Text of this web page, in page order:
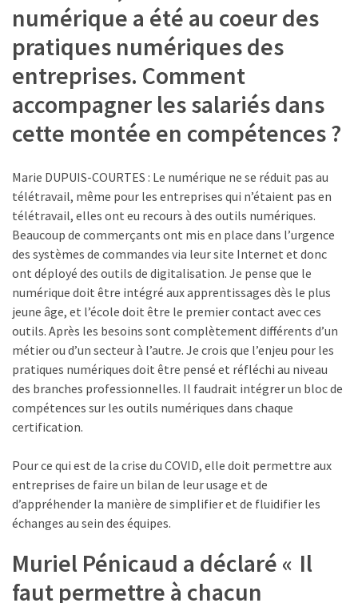
numérique a été au coeur des
pratiques numériques des
entreprises. Comment
accompagner les salariés dans
cette montée en compétences ?
Marie DUPUIS-COURTES : Le numérique ne se réduit pas au
télétravail, même pour les entreprises qui n’étaient pas en
télétravail, elles ont eu recours à des outils numériques.
Beaucoup de commerçants ont mis en place dans l’urgence
des systèmes de commandes via leur site Internet et donc
ont déployé des outils de digitalisation. Je pense que le
numérique doit être intégré aux apprentissages dès le plus
jeune âge, et l’école doit être le premier contact avec ces
outils. Après les besoins sont complètement différents d’un
métier ou d’un secteur à l’autre. Je crois que l’enjeu pour les
pratiques numériques doit être pensé et réfléchi au niveau
des branches professionnelles. Il faudrait intégrer un bloc de
compétences sur les outils numériques dans chaque
certification.
Pour ce qui est de la crise du COVID, elle doit permettre aux
entreprises de faire un bilan de leur usage et de
d’appréhender la manière de simplifier et de fluidifier les
échanges au sein des équipes.
Muriel Pénicaud a déclaré « Il
faut permettre à chacun